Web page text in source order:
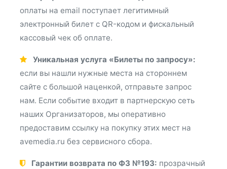
оплаты на email поступает легитимный
электронный билет с QR-кодом и фискальный
кассовый чек об оплате.
Уникальная услуга «Билеты по запросу»:
если вы нашли нужные места на стороннем
сайте с большой наценкой, отправьте запрос
нам. Если событие входит в партнерскую сеть
наших Организаторов, мы оперативно
предоставим ссылку на покупку этих мест на
avemedia.ru без сервисного сбора.
Гарантии возврата по ФЗ №193: прозрачный